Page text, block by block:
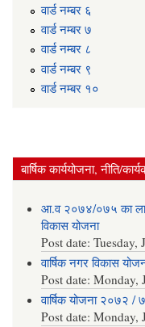
वार्ड न‌म्बर ६
वार्ड न‌म्बर ७
वार्ड न‌म्बर ८
वार्ड न‌म्बर ९
वार्ड न‌म्बर १०
बार्षिक कार्ययोजना, नीति/
आ.व २०७४/०७५ का
विकास योजना
Post date:Tuesday,
वार्षिक नगर विकास
Post date:Monday,
वार्षिक योजना २०७२ /
Post date:Monday,